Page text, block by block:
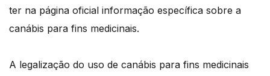
ter na página oficial informação específica sobre a
canábis para fins medicinais.
A legalização do uso de canábis para fins medicinais